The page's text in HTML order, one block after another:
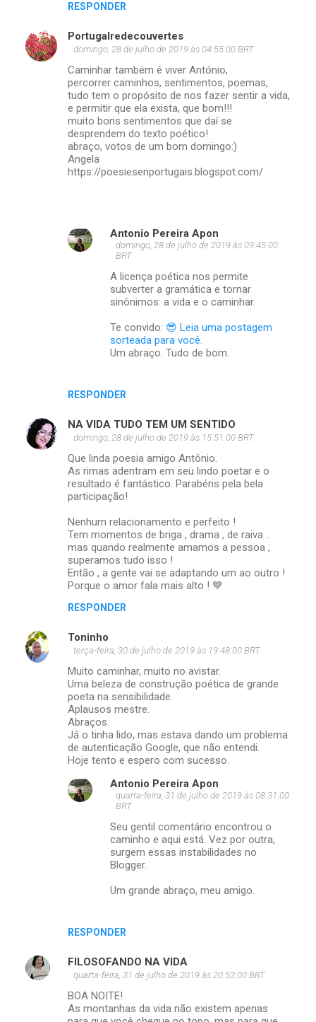
RESPONDER
Portugalredecouvertes
domingo, 28 de julho de 2019 às 04:55:00 BRT
Caminhar também é viver António,
percorrer caminhos, sentimentos, poemas,
tudo tem o propósito de nos fazer sentir a vida,
e permitir que ela exista, que bom!!!
muito bons sentimentos que daí se
desprendem do texto poético!
abraço, votos de um bom domingo:)
Angela
https://poesiesenportugais.blogspot.com/
RESPONDER
Antonio Pereira Apon
domingo, 28 de julho de 2019 às 09:45:00
BRT
A licença poética nos permite
subverter a gramática e tornar
sinônimos: a vida e o caminhar.
Te convido: 😎 Leia uma postagem
sorteada para você.
Um abraço. Tudo de bom.
NA VIDA TUDO TEM UM SENTIDO
domingo, 28 de julho de 2019 às 15:51:00 BRT
Que linda poesia amigo Antônio.
As rimas adentram em seu lindo poetar e o
resultado é fantástico. Parabéns pela bela
participação!
Nenhum relacionamento e perfeito !
Tem momentos de briga , drama , de raiva ..
mas quando realmente amamos a pessoa ,
superamos tudo isso !
Então , a gente vai se adaptando um ao outro !
Porque o amor fala mais alto ! 💙
RESPONDER
Toninho
terça-feira, 30 de julho de 2019 às 19:48:00 BRT
Muito caminhar, muito no avistar.
Uma beleza de construção poética de grande
poeta na sensibilidade.
Aplausos mestre.
Abraços.
Já o tinha lido, mas estava dando um problema
de autenticação Google, que não entendi.
Hoje tento e espero com sucesso.
RESPONDER
Antonio Pereira Apon
quarta-feira, 31 de julho de 2019 às 08:31:00
BRT
Seu gentil comentário encontrou o
caminho e aqui está. Vez por outra,
surgem essas instabilidades no
Blogger.
Um grande abraço, meu amigo.
FILOSOFANDO NA VIDA
quarta-feira, 31 de julho de 2019 às 20:53:00 BRT
BOA NOITE!
As montanhas da vida não existem apenas